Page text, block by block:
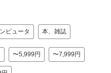
ピュータ 本、雑誌
〜5,999円 〜7,999円